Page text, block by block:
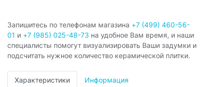
Запишитесь по телефонам магазина +7 (499) 460-56-
01 и +7 (985) 025-48-73 на удобное Вам время, и наши
специалисты помогут визуализировать Ваши задумки и
подсчитать нужное количество керамической плитки.
Характеристики Информация